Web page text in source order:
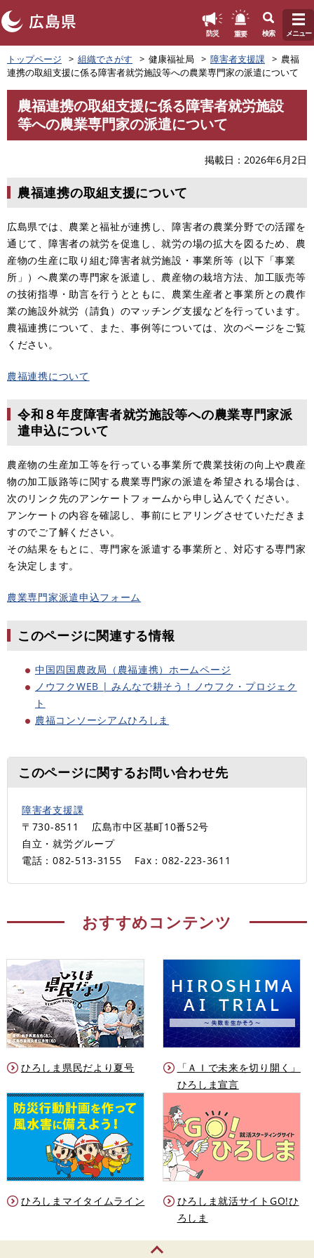
ペ
ー
ジ
の
で
防災 重要 検索 メニュー
トップページ 組織でさがす 健康福祉局 障害者支援課
農福
連携の取組支援に係る障害者就労施設等への農業専門家の派遣について
農福連携の取組支援に係る障害者就労施設
等への農業専門家の派遣について
掲載日 2026年6月2日
農福連携の取組支援について
広島県では、農業と福祉が連携し、障害者の農業分野での活躍を
通じて、障害者の就労を促進し、就労の場の拡大を図るため、農
産物の生産に取り組む障害者就労施設・事業所等（以下「事業
所」）へ農業の専門家を派遣し、農産物の栽培方法、加工販売等
の技術指導・助言を行うとともに、農業生産者と事業所との農作
業の施設外就労（請負）のマッチング支援などを行っています。
農福連携について、また、事例等については、次のページをご覧
ください。
農福連携について
令和８年度障害者就労施設等への農業専門家派
遣申込について
農産物の生産加工等を行っている事業所で農業技術の向上や農産
物の加工販路等に関する農業専門家の派遣を希望される場合は、
次のリンク先のアンケートフォームから申し込んでください。
アンケートの内容を確認し、事前にヒアリングさせていただきま
すのでご了解ください。
その結果をもとに、専門家を派遣する事業所と、対応する専門家
を決定します。
農業専門家派遣申込フォーム
このページに関連する情報
中国四国農政局（農福連携）ホームページ
ノウフクWEB | みんなで耕そう！ノウフク・プロジェク
ト
農福コンソーシアムひろしま
このページに関するお問い合わせ先
障害者支援課
〒730-8511
広島市中区基町10番52号
自立・就労グループ
電話：082-513-3155
Fax：082-223-3611
おすすめコンテンツ
ひろしま県民だより夏号
「ＡＩで未来を切り開く」
ひろしま宣言
ひろしまマイタイムライン
ひろしま就活サイトGO!ひ
ろしま